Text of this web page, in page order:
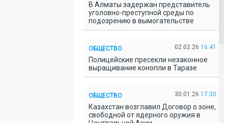
В Алматы задержан представитель
уголовно-преступной среды по
подозрению в вымогательстве
ОБЩЕСТВО 02.02.26 16:41
Полицейские пресекли незаконное
выращивание конопли в Таразе
ОБЩЕСТВО 30.01.26 17:30
Казахстан возглавил Договор о зоне,
свободной от ядерного оружия в